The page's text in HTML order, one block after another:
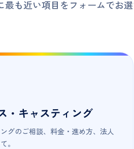
最も近い項目をフォームでお
・キャスティング
グのご相談、料金・進め方、法人
。